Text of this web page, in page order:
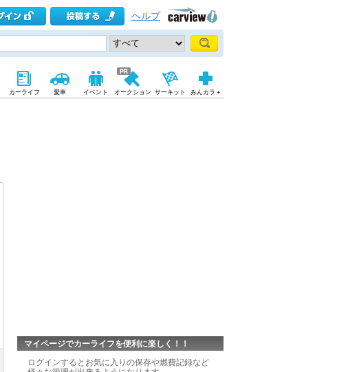
ヘルプ
カーライフ 愛車 イベント オークション サーキット みんカラ＋
マイページでカーライフを便利に楽しく！！
ログインするとお気に入りの保存や燃費記録など